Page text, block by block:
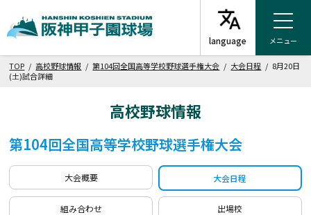
メニュー
TOP /高校野球情報 /第104回全国高等学校野球選手権大会 / 大会日程 / 8月20日
(土)試合詳細
高校野球情報
第104回全国高等学校野球選手権大会
大会概要 大会日程
組み合わせ 出場校